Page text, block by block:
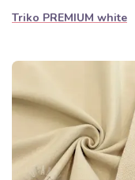
Triko PREMIUM white